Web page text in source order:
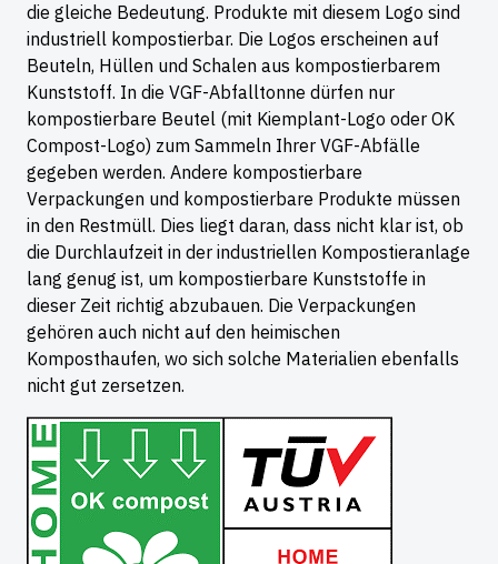
die gleiche Bedeutung. Produkte mit diesem Logo sind
industriell kompostierbar. Die Logos erscheinen auf
Beuteln, Hüllen und Schalen aus kompostierbarem
Kunststoff. In die VGF-Abfalltonne dürfen nur
kompostierbare Beutel (mit Kiemplant-Logo oder OK
Compost-Logo) zum Sammeln Ihrer VGF-Abfälle
gegeben werden. Andere kompostierbare
Verpackungen und kompostierbare Produkte müssen
in den Restmüll. Dies liegt daran, dass nicht klar ist, ob
die Durchlaufzeit in der industriellen Kompostieranlage
lang genug ist, um kompostierbare Kunststoffe in
dieser Zeit richtig abzubauen. Die Verpackungen
gehören auch nicht auf den heimischen
Komposthaufen, wo sich solche Materialien ebenfalls
nicht gut zersetzen.